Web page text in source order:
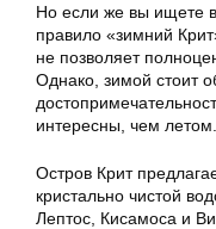
Но если же вы ищете
правило «зимний
не позволяет
Однако, зимой стоит
интересны, чем летом.
Остров Крит
кристально чистой
Лептос, Кисамоса и